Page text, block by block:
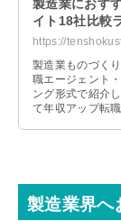
製造業におす
イト18社比較
https://
製造業ものづく
職エージェント
ング形式で紹介
て年収アップ転
製造業界へ